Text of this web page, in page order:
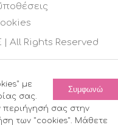
| All Rights Reserved
Συμφωνώ
με
σας.
περιήγησή σας στην
των "cookies". Μάθετε